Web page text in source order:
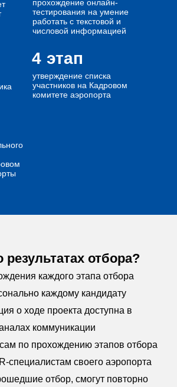
результата х отбора?
каждого этапа отбора
каждому кандидату
о ходе проекта доступна в
коммуникации
по прохождению этапов отбора
специалистам своего аэропорта
отбор, смогут повторно